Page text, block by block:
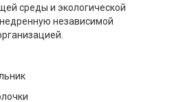
среды и экологической
независимой